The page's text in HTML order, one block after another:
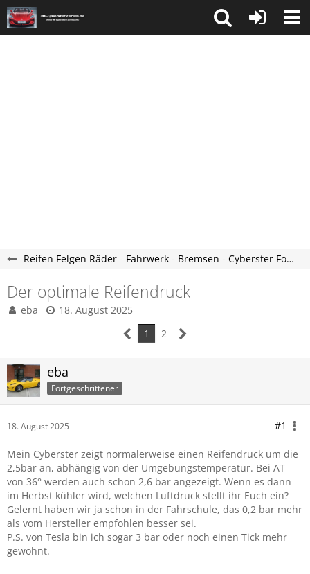
Reifen Felgen Räder - Fahrwerk - Bremsen - Cyberster Forum
Der optimale Reifendruck
eba
18. August 2025
1
2
eba
Fortgeschrittener
18. August 2025 #1
Mein Cyberster zeigt normalerweise einen Reifendruck um die
2,5bar an, abhängig von der Umgebungstemperatur. Bei AT
von 36° werden auch schon 2,6 bar angezeigt. Wenn es dann
im Herbst kühler wird, welchen Luftdruck stellt ihr Euch ein?
Gelernt haben wir ja schon in der Fahrschule, das 0,2 bar mehr
als vom Hersteller empfohlen besser sei.
P.S. von Tesla bin ich sogar 3 bar oder noch einen Tick mehr
gewohnt.